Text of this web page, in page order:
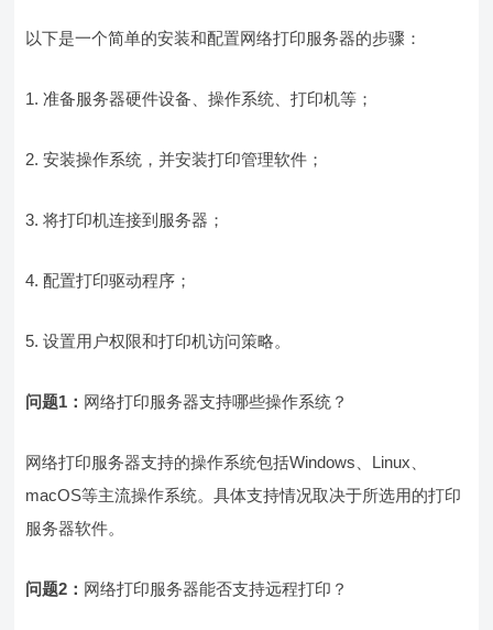
以下是一个简单的安装和配置网络打印服务器的步骤：
1. 准备服务器硬件设备、操作系统、打印机等；
2. 安装操作系统，并安装打印管理软件；
3. 将打印机连接到服务器；
4. 配置打印驱动程序；
5. 设置用户权限和打印机访问策略。
问题1： 网络打印服务器支持哪些操作系统？
网络打印服务器支持的操作系统包括Windows、Linux、
macOS等主流操作系统。具体支持情况取决于所选用的打印
服务器软件。
问题2： 网络打印服务器能否支持远程打印？